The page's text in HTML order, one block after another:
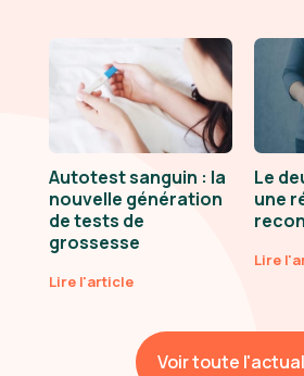
Autotest sanguin : la
nouvelle génération
de tests de
grossesse
Lire l'article
Le
une
Lire
Voir toute